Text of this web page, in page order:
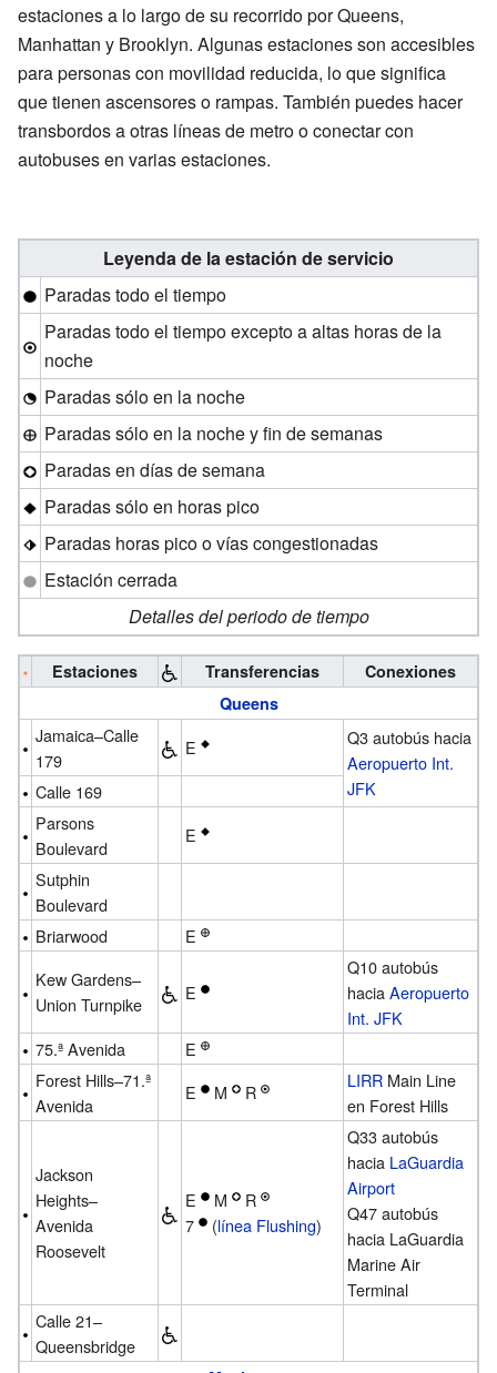
estaciones a lo largo de su recorrido por Queens,
Manhattan y Brooklyn. Algunas estaciones son accesibles
para personas con movilidad reducida, lo que significa
que tienen ascensores o rampas. También puedes hacer
transbordos a otras líneas de metro o conectar con
autobuses en varias estaciones.
Leyenda de la estación de servicio
Paradas todo el tiempo
Paradas todo el tiempo excepto a altas horas de la
noche
Paradas sólo en la noche
Paradas sólo en la noche y fin de semanas
Paradas en días de semana
Paradas sólo en horas pico
Paradas horas pico o vías congestionadas
Estación cerrada
Detalles del periodo de tiempo
Estaciones Transferencias
Conexiones
Queens
Jamaica–Calle
179
E
Q3 autobús hacia
Aeropuerto Int.
JFK
Calle 169
Parsons
Boulevard
E
Sutphin
Boulevard
Briarwood
E
Kew Gardens–
Union Turnpike
E
Q10 autobús
haciaAeropuerto
Int. JFK
75.ª Avenida
E
Forest Hills–71.ª
Avenida
E M R
LIRRMain Line
en Forest Hills
Jackson
Heights–
Avenida
Roosevelt
E M
R
7 (línea Flushing)
Q33 autobús
hacia LaGuardia
Airport
Q47 autobús
hacia LaGuardia
Marine Air
Terminal
Calle 21–
Queensbridge